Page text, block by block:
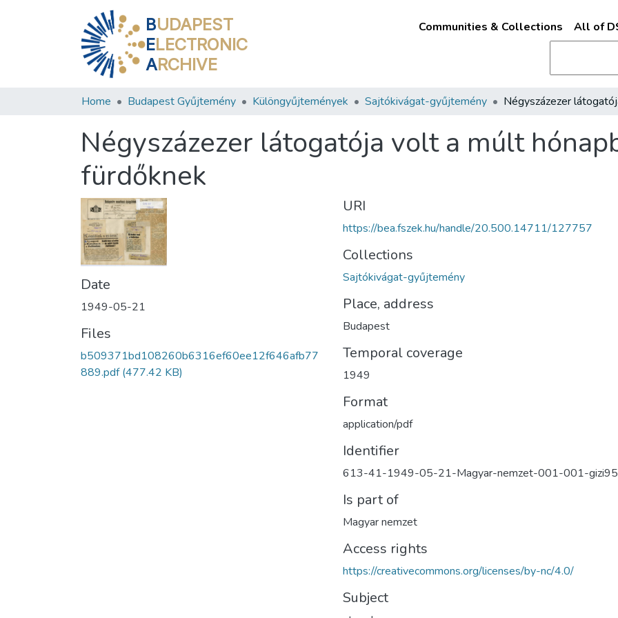
BUDAPEST
ELECTRONIC
ARCHIVE
Communities & Collections All of
Home Budapest Gyűjtemény Különgyűjtemények Sajtókivágat-gyűjtemény
Négyszázezer látogatója volt a múlt
fürdőknek
Date
1949-05-21
Files
b509371bd108260b6316ef60ee12f646afb77
889.pdf(477.42 KB)
URI
https://bea.fszek.hu/handle/20.500.14711/127757
Collections
Sajtókivágat-gyűjtemény
Place, address
Budapest
Temporal coverage
1949
Format
application/pdf
Identifier
613-41-1949-05-21-Magyar-nemzet-001-001-
Is part of
Magyar nemzet
Access rights
https://creativecommons.org/licenses/by-nc/4.0/
Subject